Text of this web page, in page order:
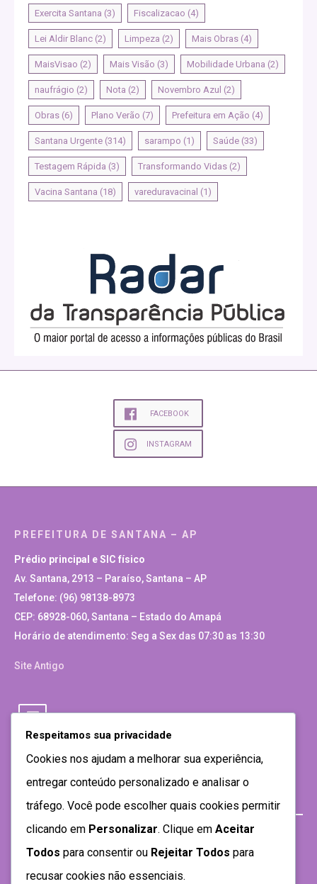
Exercita Santana (3) Fiscalizacao (4)
Lei Aldir Blanc (2) Limpeza (2) Mais Obras (4)
MaisVisao (2) Mais Visão (3) Mobilidade Urbana (2)
naufrágio (2) Nota (2) Novembro Azul (2)
Obras (6) Plano Verão (7) Prefeitura em Ação (4)
Santana Urgente (314) sarampo (1) Saúde (33)
Testagem Rápida (3) Transformando Vidas (2)
Vacina Santana (18) vareduravacinal (1)
FACEBOOK
INSTAGRAM
PREFEITURA DE SANTANA – AP
Prédio principal e SIC físico
Av. Santana, 2913 – Paraíso, Santana – AP
Telefone: (96) 98138-8973
CEP: 68928-060, Santana – Estado do Amapá
Horário de atendimento: Seg a Sex das 07:30 as 13:30
Site Antigo
Respeitamos sua privacidade
Cookies nos ajudam a melhorar sua experiência,
entregar conteúdo personalizado e analisar o
tráfego. Você pode escolher quais cookies permitir
clicando em Personalizar. Clique em Aceitar
Todos para consentir ou Rejeitar Todos para
recusar cookies não essenciais.